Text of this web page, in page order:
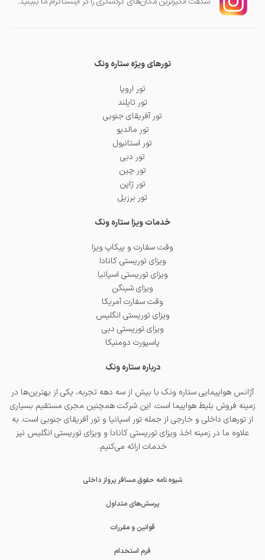
تورهای ویژه ستاره ونک
تور اروپا
تور تایلند
تور آفریقای جنوبی
تور مالدیو
تور استانبول
تور دبی
تور چین
تور ژاپن
تور برزیل
خدمات ویزا ستاره ونک
وقت سفارت و پیکاپ ویزا
ویزای توریستی کانادا
ویزای توریستی اسپانیا
ویزای شینگن
وقت سفارت آمریکا
ویزای توریستی انگلیس
ویزای توریستی دبی
پاسپورت دومنیکا
درباره ستاره ونک
آژانس هواپیمایی ستاره ونک با بیش از سه دهه تجربه، یکی از بهترین‌ها در
زمینه فروش بلیط هواپیما است. این شرکت همچنین مجری مستقیم بسیاری
از تورهای داخلی و خارجی از جمله تور اسپانیا و تور آفریقای جنوبی است. به
علاوه ما در زمینه اخذ ویزای توریستی کانادا و ویزای توریستی انگلیس نیز
خدمات ارائه می‌کنیم.
شیوه نامه حقوق مسافر پرواز داخلی
پرسش‌های متداول
قوانین و مقررات
فرم استخدام